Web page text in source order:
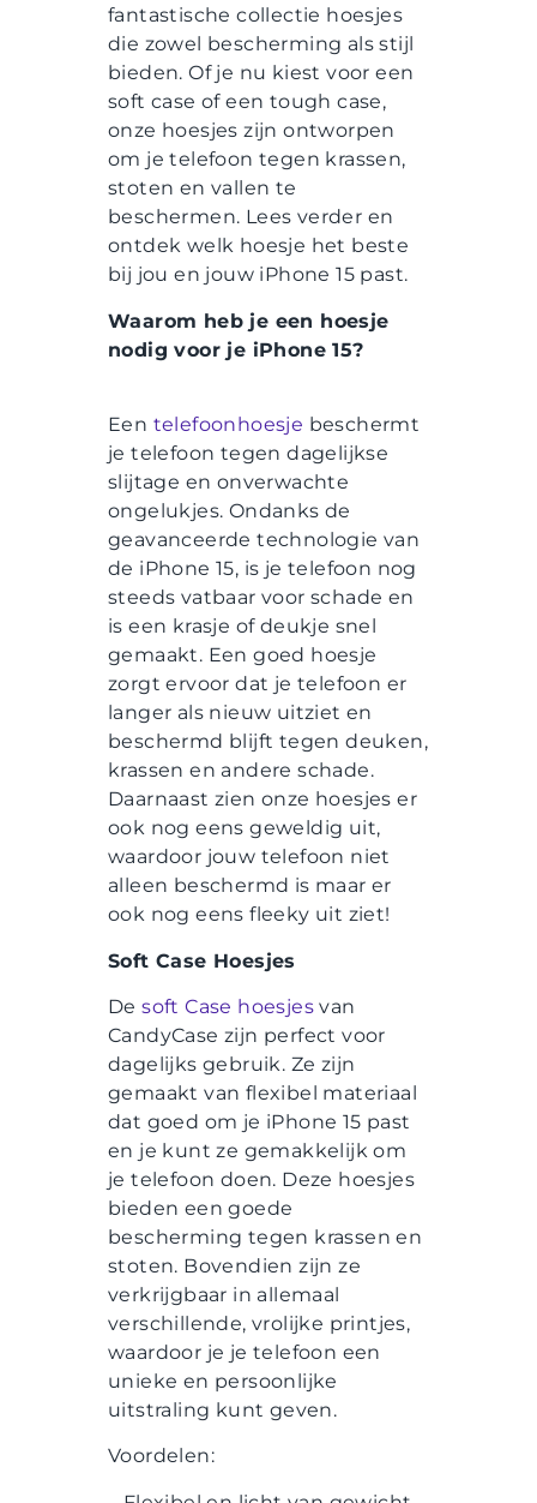
fantastische collectie hoesjes
die zowel bescherming als stijl
bieden. Of je nu kiest voor een
soft case of een tough case,
onze hoesjes zijn ontworpen
om je telefoon tegen krassen,
stoten en vallen te
beschermen. Lees verder en
ontdek welk hoesje het beste
bij jou en jouw iPhone 15 past.
Waarom heb je een hoesje
nodig voor je iPhone 15?
Een telefoonhoesje beschermt
je telefoon tegen dagelijkse
slijtage en onverwachte
ongelukjes. Ondanks de
geavanceerde technologie van
de iPhone 15, is je telefoon nog
steeds vatbaar voor schade en
is een krasje of deukje snel
gemaakt. Een goed hoesje
zorgt ervoor dat je telefoon er
langer als nieuw uitziet en
beschermd blijft tegen deuken,
krassen en andere schade.
Daarnaast zien onze hoesjes er
ook nog eens geweldig uit,
waardoor jouw telefoon niet
alleen beschermd is maar er
ook nog eens fleeky uit ziet!
Soft Case Hoesjes
Desoft Case hoesjes van
CandyCase zijn perfect voor
dagelijks gebruik. Ze zijn
gemaakt van flexibel materiaal
dat goed om je iPhone 15 past
en je kunt ze gemakkelijk om
je telefoon doen. Deze hoesjes
bieden een goede
bescherming tegen krassen en
stoten. Bovendien zijn ze
verkrijgbaar in allemaal
verschillende, vrolijke printjes,
waardoor je je telefoon een
unieke en persoonlijke
uitstraling kunt geven.
Voordelen: